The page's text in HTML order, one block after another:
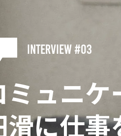
interview #03
ミュニ
滑に仕